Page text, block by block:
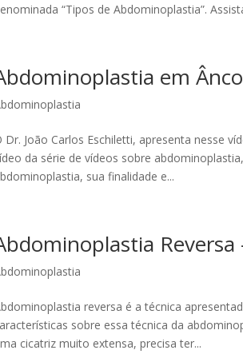
“Tipos de Abdominoplastia”.
em
Dr. João Carlos Eschiletti, apresenta nesse
da série de vídeos sobre
sua finalidade e...
Reversa
reversa é a técnica
sobre essa técnica da
cicatriz muito extensa, precisa ter...